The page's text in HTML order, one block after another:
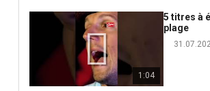
1:04
5 titres à
plage